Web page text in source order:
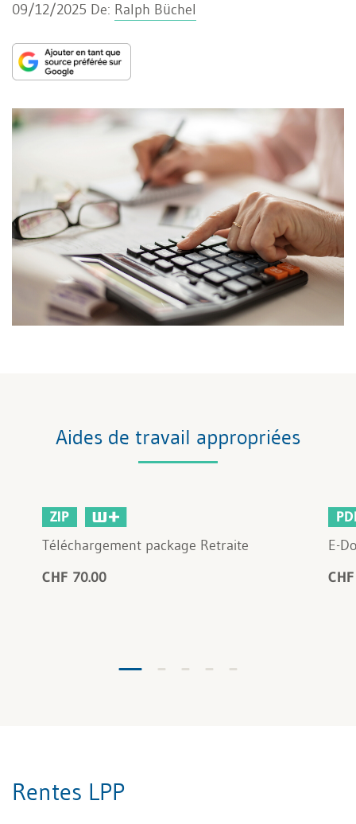
09/12/2025 De: Ralph Büchel
Aides de travail appropriées
ZIP
Téléchargement package Retraite
CHF 70.00
E-
Rentes LPP